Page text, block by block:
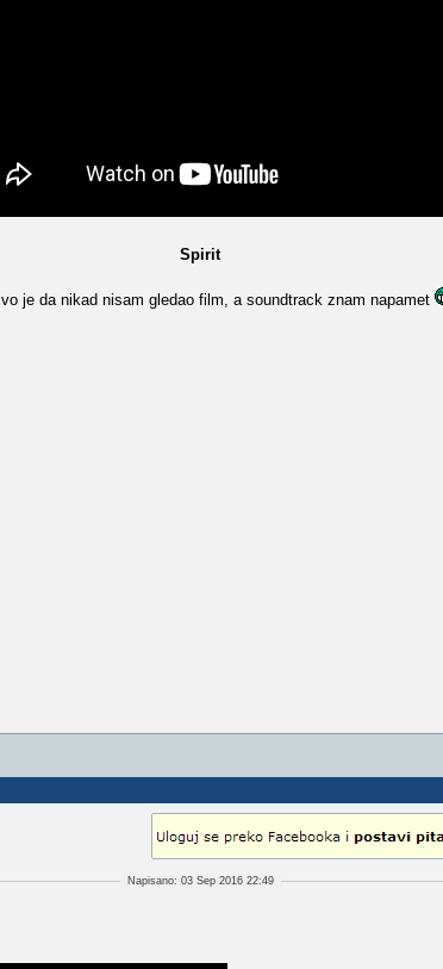
Spirit
je da nikad nisam gledao film, a soundtrack znam napamet
Napisano: 03 Sep 2016 22:49